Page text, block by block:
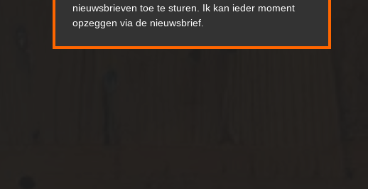
nieuwsbrieven toe te sturen. Ik kan ieder moment
opzeggen via de nieuwsbrief.